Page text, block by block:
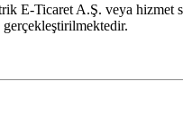
E-Ticaret A.Ş. veya hizmet